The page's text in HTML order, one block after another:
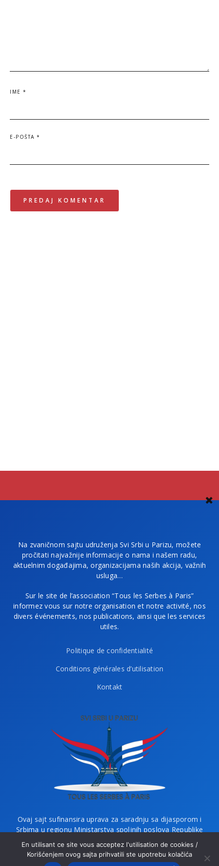
IME *
E-POŠTA *
Na zvaničnom sajtu udruženja Svi Srbi u Parizu, možete
pročitati najvažnije informacije o nama i našem radu,
aktuelnim događajima, organizacijama naših akcija, važnih
usluga…
Sur le site de l’association “Tous les Serbes à Paris”
informez vous sur notre organisation et notre activité, nos
divers événements, nos publications, ainsi que les services
utiles.
Politique de confidentialité
Conditions générales d’utilisation
Kontakt
Ovaj sajt sufinansira uprava za saradnju sa dijasporom i
Srbima u regionu Ministarstva spoljnih poslova Republike
Srbije i Ministarstvo bez portfelja zaduženo za dijasporu.
En utilisant ce site vous acceptez l'utilisation de cookies /
Korišćenjem ovog sajta prihvatili ste upotrebu kolačića